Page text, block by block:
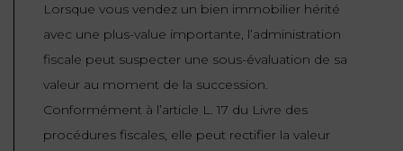
PENSION
PRESTATION
COMPENSATOIRE
ENTREPRISES
EN
PERSONNES
PUBLIQUES
Lorsque vous vendez un bien immobilier hérité
avec une plus-value importante, l’administration
fiscale peut suspecter une sous-évaluation de sa
valeur au moment de la succession.
Conformément à l’article L. 17 du Livre des
procédures fiscales, elle peut rectifier la valeur